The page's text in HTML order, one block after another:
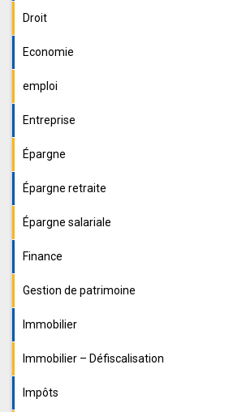
Droit
Economie
emploi
Entreprise
Épargne
Épargne retraite
Épargne salariale
Finance
Gestion de patrimoine
Immobilier
Immobilier – Défiscalisation
Impôts